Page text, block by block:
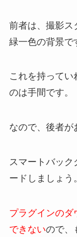
前者は、撮影ス
緑一色の背景で
これを持ってい
のは手間です。
なので、後者が
スマートバック
ードしましょう。
プラグインのダ
できないので、